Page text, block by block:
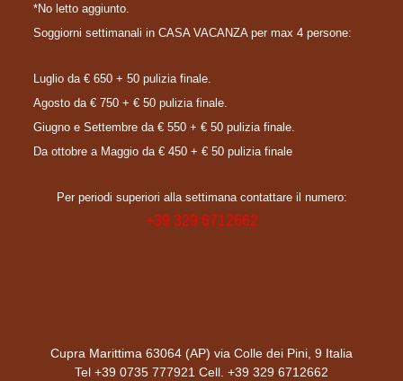
*No letto aggiunto
Soggiorni settimanali in CASA VACANZA per max 4 persone:
Luglio da € 650 + 50 pulizia finale.
Agosto da € 750 + € 50 pulizia finale.
Giugno e Settembre da € 550 + € 50 pulizia finale.
Da ottobre a Maggio da € 450 + € 50 pulizia finale
Per periodi superiori alla settimana contattare il numero:
+39 329 6712662
Cupra Marittima 63064 (AP) via Colle dei Pini, 9 Italia
Tel +39 0735 777921 Cell. +39 329 6712662